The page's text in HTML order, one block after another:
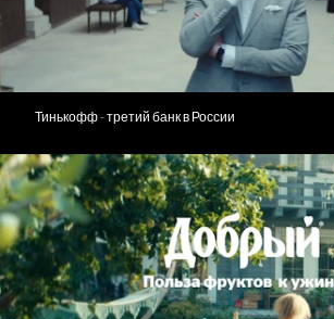
Тинькофф - третий банк в России